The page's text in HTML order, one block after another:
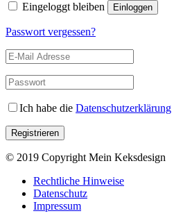
Eingeloggt bleiben
Passwort vergessen?
Ich habe die Datenschutzerklärung
© 2019 Copyright Mein Keksdesign
Rechtliche Hinweise
Datenschutz
Impressum